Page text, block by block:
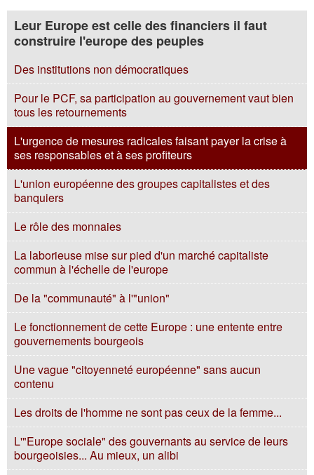
Leur Europe est celle des financiers il faut
construire l'europe des peuples
Des institutions non démocratiques
Pour le PCF, sa participation au gouvernement vaut bien
tous les retournements
L'urgence de mesures radicales faisant payer la crise à
ses responsables et à ses profiteurs
L'union européenne des groupes capitalistes et des
banquiers
Le rôle des monnaies
La laborieuse mise sur pied d'un marché capitaliste
commun à l'échelle de l'europe
De la "communauté" à l'"union"
Le fonctionnement de cette Europe : une entente entre
gouvernements bourgeois
Une vague "citoyenneté européenne" sans aucun
contenu
Les droits de l'homme ne sont pas ceux de la femme...
L'"Europe sociale" des gouvernants au service de leurs
bourgeoisies... Au mieux, un alibi